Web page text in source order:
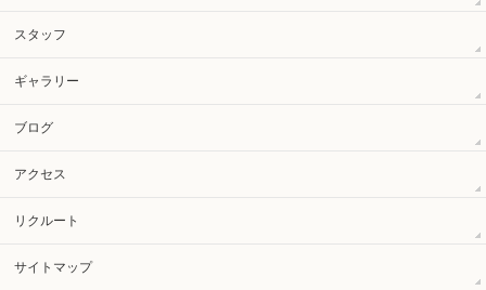
スタッフ
ギャラリー
ブログ
アクセス
リクルート
サイトマップ